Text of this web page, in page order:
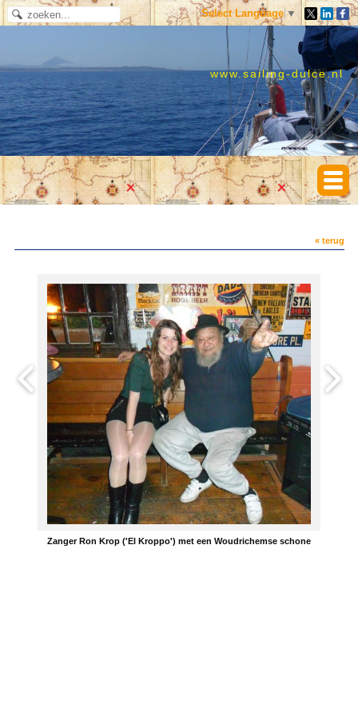
Select Language ▼
www.sailing-dulce.nl
« terug
Zanger Ron Krop ('El Kroppo') met een Woudrichemse schone